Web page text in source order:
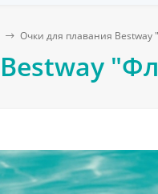
Очки для плавания Bestway